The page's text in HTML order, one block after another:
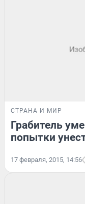
СТРАНА И МИР
Грабитель
попытки
17 февраля, 2015, 14:56